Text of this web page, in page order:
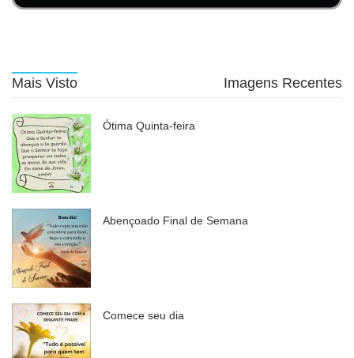
Mais Visto Imagens Recentes
Ótima Quinta-feira
Abençoado Final de Semana
Comece seu dia